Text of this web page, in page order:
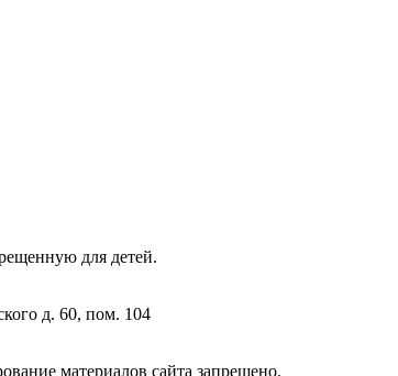
для дeтeй.
д. 60, пом. 104
мaтepиaлов caйтa зaпpeщeнo.